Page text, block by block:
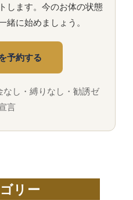
します。今のお体の状態
緒に始めましょう。
予約する
なし・縛りなし・勧誘ゼ
言
リー